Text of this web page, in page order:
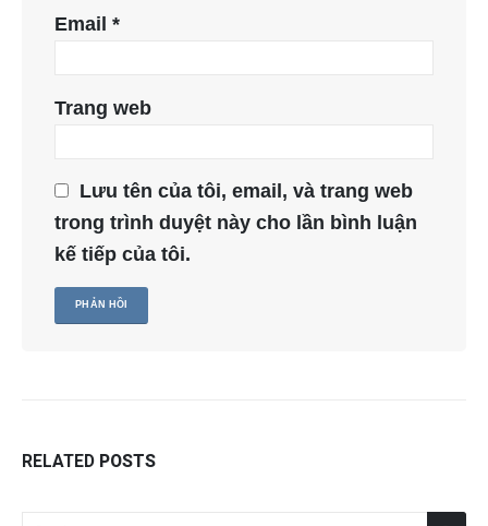
Email *
Trang web
Lưu tên của tôi, email, và trang web
trong trình duyệt này cho lần bình luận
kế tiếp của tôi.
RELATED POSTS